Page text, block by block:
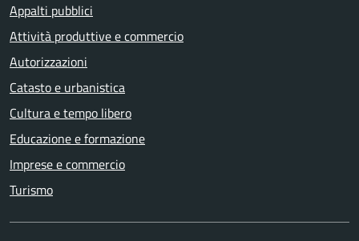
Appalti pubblici
Attività produttive e commercio
Autorizzazioni
Catasto e urbanistica
Cultura e tempo libero
Educazione e formazione
Imprese e commercio
Turismo